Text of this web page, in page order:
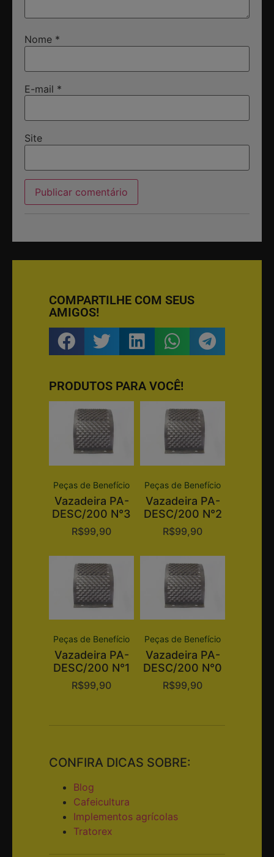
Nome *
E-mail *
Site
COMPARTILHE COM SEUS
AMIGOS!
PRODUTOS PARA VOCÊ!
Peças de Benefício
Vazadeira PA-
DESC/200 N°3
R$99,90
Peças de Benefício
Vazadeira PA-
DESC/200 N°2
R$99,90
Peças de Benefício
Vazadeira PA-
DESC/200 N°1
R$99,90
Peças de Benefício
Vazadeira PA-
DESC/200 N°0
R$99,90
CONFIRA DICAS SOBRE:
Blog
Cafeicultura
Implementos agrícolas
Tratorex